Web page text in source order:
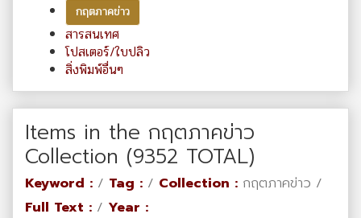
กฤตภาคข่าว
สารสนเทศ
โปสเตอร์/ใบปลิว
สิ่งพิมพ์อื่นๆ
Items in the กฤตภาคข่าว
Collection (9352 TOTAL)
Keyword : / Tag : / Collection : กฤตภาคข่าว /
Full Text : / Year :